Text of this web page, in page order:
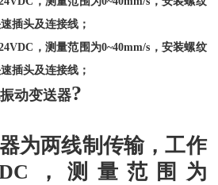
插头及连接线；
，测量范围为0~40mm/s，安装螺纹
插头及连接线；
动变送器?
为两线制传输，工作
，测量范围为